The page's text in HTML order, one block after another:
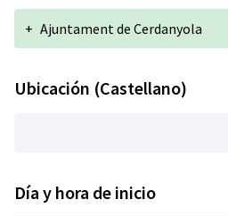
+ Ajuntament de Cerdanyola
Ubicación (Castellano)
Día y hora de inicio